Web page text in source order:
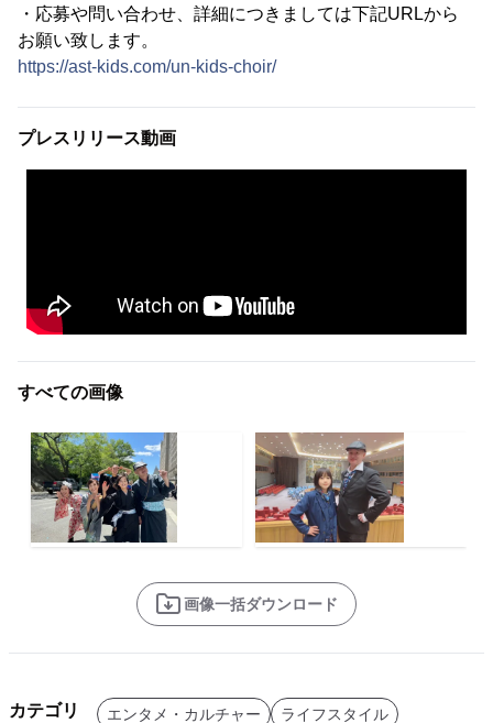
・応募や問い合わせ、詳細につきましては下記URLから
お願い致します。
https://ast-kids.com/un-kids-choir/
プレスリリース動画
すべての画像
画像一括ダウンロード
カテゴリ エンタメ・カルチャー ライフスタイル